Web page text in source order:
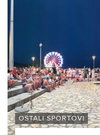
OSTALI SPORTOVI